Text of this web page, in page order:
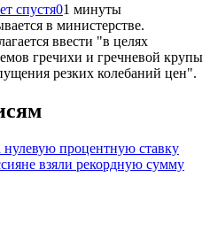
спустя01 минуты
в министерстве.
ввести "в целях
гречихи и гречневой крупы
резких колебаний цен".
процентную ставку
взяли рекордную сумму